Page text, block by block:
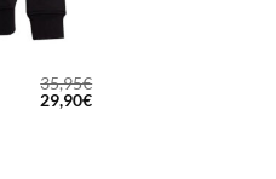
35,95€
El
29,90€El